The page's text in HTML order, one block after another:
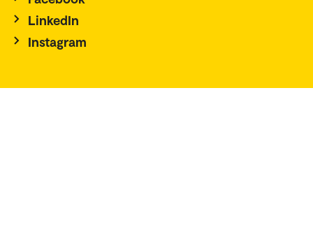
LinkedIn
Instagram